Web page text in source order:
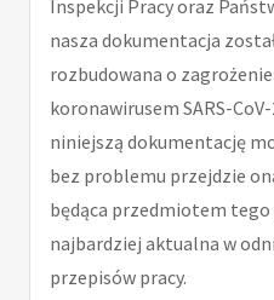
Inspekcji Pracy oraz
nasza dokumentacja
rozbudowana o
koronawirusem SARS-
niniejszą dokumentację
bez problemu przejdzie
będąca przedmiotem
najbardziej aktualna w
przepisów pracy.